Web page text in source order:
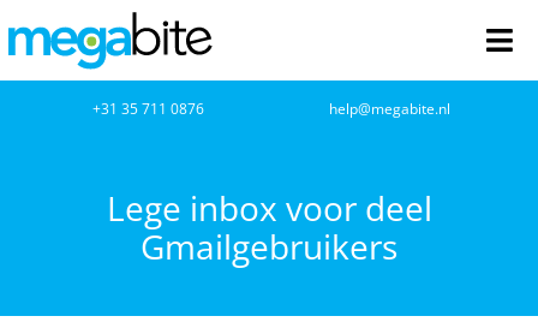
naar
inhoud
Netwerkbeheer
+31 35 711 0876 help@megabite.nl
Lege inbox voor deel
Gmailgebruikers